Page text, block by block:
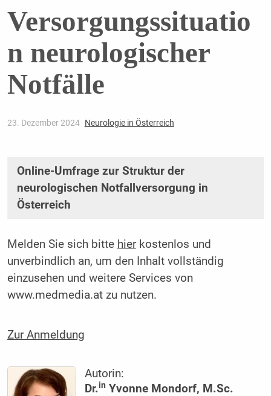
Versorgungssituatio
n neurologischer
Notfälle
23. Dezember 2024 Neurologie in Österreich
Online-Umfrage zur Struktur der
neurologischen Notfallversorgung in
Österreich
Melden Sie sich bitte hierkostenlos und
unverbindlich an, um den Inhalt vollständig
einzusehen und weitere Services von
www.medmedia.at zu nutzen.
Zur Anmeldung
Autorin:
Dr.in Yvonne Mondorf, M.Sc.